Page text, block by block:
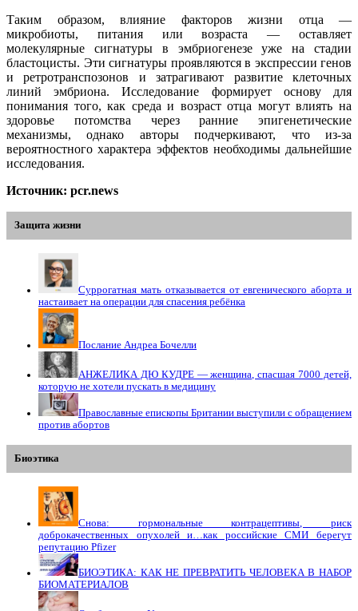
Таким образом, влияние факторов жизни отца —
микробиоты, питания или возраста — оставляет
молекулярные сигнатуры в эмбриогенезе уже на стадии
бластоцисты. Эти сигнатуры проявляются в экспрессии генов
и ретротранспозонов и затрагивают развитие клеточных
линий эмбриона. Исследование формирует основу для
понимания того, как среда и возраст отца могут влиять на
здоровье потомства через ранние эпигенетические
механизмы, однако авторы подчеркивают, что из-за
вероятностного характера эффектов необходимы дальнейшие
исследования.
Источник: pcr.news
Защита жизни
Суррогатная мать отказывается от евгенического аборта и
настаивает на операции для спасения ребёнка
Послание Андреа Бочелли
АНЖЕЛИКА ДЮ КУДРЕ — женщина, спасшая 7000 детей,
которую не хотели пускать в медицину
Православные епископы Британии выступили с обращением
против абортов
Биоэтика
Снова: гормональные контрацептивы, риск
доброкачественных опухолей и…как российские СМИ берегут
репутацию Pfizer
БИОЭТИКА: КАК НЕ ПРЕВРАТИТЬ ЧЕЛОВЕКА В НАБОР
БИОМАТЕРИАЛОВ